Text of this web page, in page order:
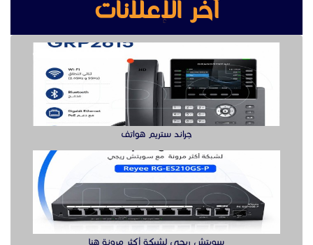
سويتش ريجي لشبكة أكثر مرونة هنا
بوابه كشف المعادن بوابة سيكيورتى